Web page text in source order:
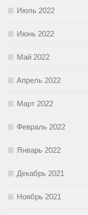
Июль 2022
Июнь 2022
Май 2022
Апрель 2022
Март 2022
Февраль 2022
Январь 2022
Декабрь 2021
Ноябрь 2021